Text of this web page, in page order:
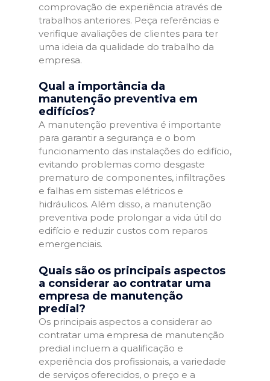
comprovação de experiência através de
trabalhos anteriores. Peça referências e
verifique avaliações de clientes para ter
uma ideia da qualidade do trabalho da
empresa.
Qual a importância da
manutenção preventiva em
edifícios?
A manutenção preventiva é importante
para garantir a segurança e o bom
funcionamento das instalações do edifício,
evitando problemas como desgaste
prematuro de componentes, infiltrações
e falhas em sistemas elétricos e
hidráulicos. Além disso, a manutenção
preventiva pode prolongar a vida útil do
edifício e reduzir custos com reparos
emergenciais.
Quais são os principais aspectos
a considerar ao contratar uma
empresa de manutenção
predial?
Os principais aspectos a considerar ao
contratar uma empresa de manutenção
predial incluem a qualificação e
experiência dos profissionais, a variedade
de serviços oferecidos, o preço e a